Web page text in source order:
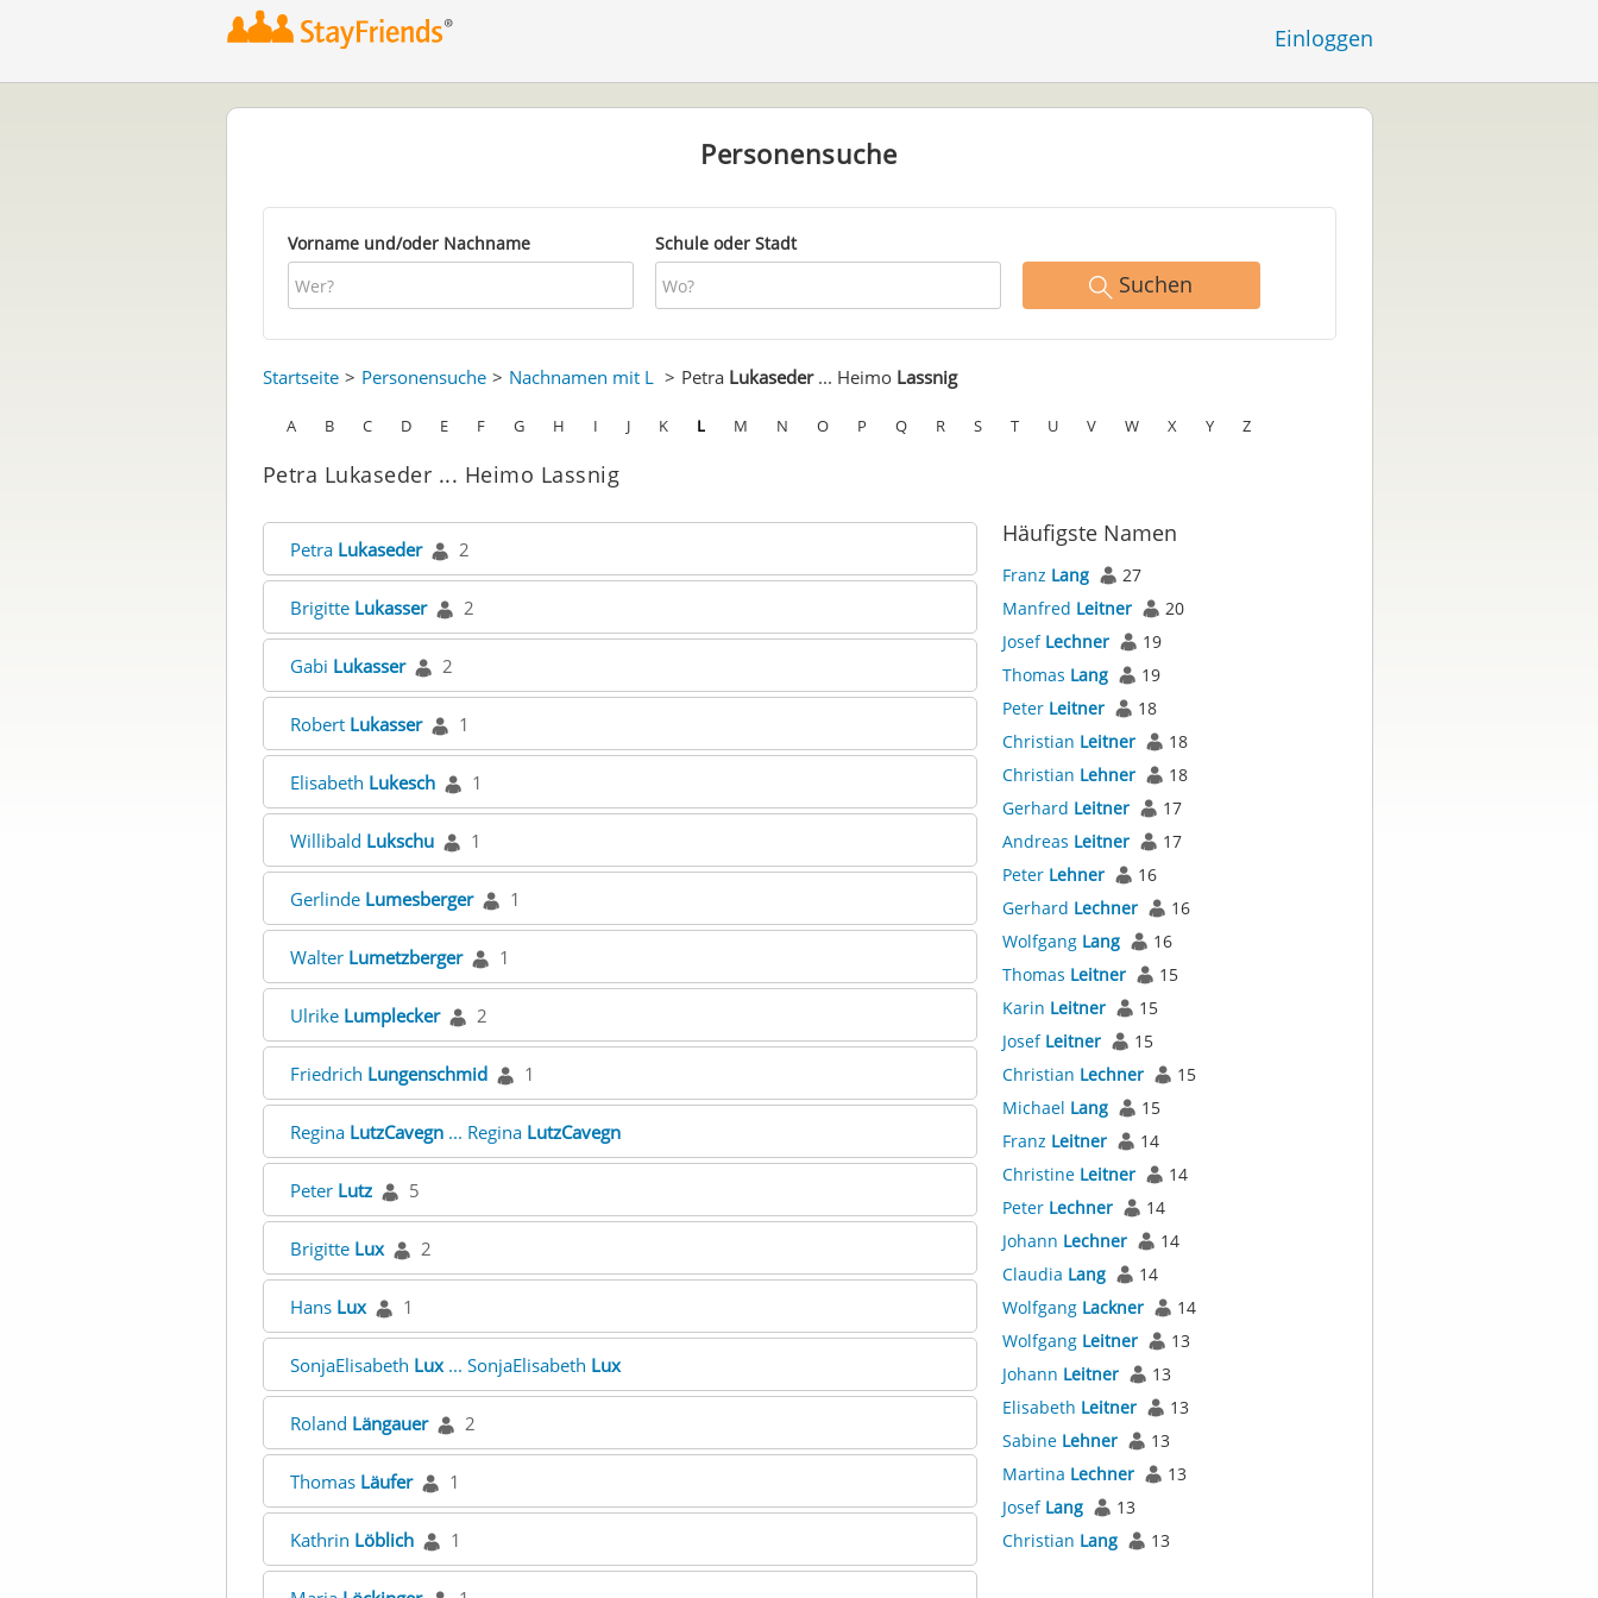
Einloggen
Personensuche
Vorname und/oder Nachname Schule oder Stadt
Suchen
Startseite Personensuche Nachnamen mit L Petra Lukaseder... Heimo Lassnig
A B C D E F G H I J K L M N O P Q R S T U V W X Y Z
Petra Lukaseder ... Heimo Lassnig
Petra Lukaseder 2
Brigitte Lukasser 2
Gabi Lukasser 2
Robert Lukasser 1
Elisabeth Lukesch 1
Willibald Lukschu 1
Gerlinde Lumesberger 1
Walter Lumetzberger 1
Ulrike Lumplecker 2
Friedrich Lungenschmid 1
Regina LutzCavegn... Regina LutzCavegn
Peter Lutz 5
Brigitte Lux 2
Hans Lux 1
SonjaElisabeth Lux... SonjaElisabeth Lux
Roland Längauer 2
Thomas Läufer 1
Kathrin Löblich 1
Häufigste Namen
Franz Lang
27
Manfred Leitner
20
Josef Lechner
19
Thomas Lang
19
Peter Leitner
18
Christian Leitner
18
Christian Lehner
18
Gerhard Leitner
17
Andreas Leitner
17
Peter Lehner
16
Gerhard Lechner
16
Wolfgang Lang
16
Thomas Leitner
15
Karin Leitner
15
Josef Leitner
15
Christian Lechner
15
Michael Lang
15
Franz Leitner
14
Christine Leitner
14
Peter Lechner
14
Johann Lechner
14
Claudia Lang
14
Wolfgang Lackner
14
Wolfgang Leitner
13
Johann Leitner
13
Elisabeth Leitner
13
Sabine Lehner
13
Martina Lechner
13
Josef Lang
13
Christian Lang 13